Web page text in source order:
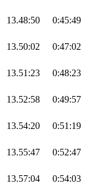
13.48:50 0:45:49
13.50:02 0:47:02
13.51:23 0:48:23
13.52:58 0:49:57
13.54:20 0:51:19
13.55:47 0:52:47
13.57:04 0:54:03